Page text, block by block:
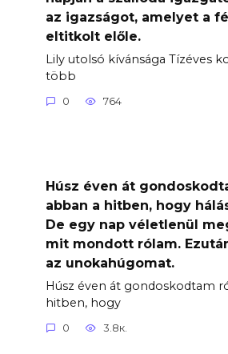
az igazságot, amelyet a
eltitkolt előle.
Lily utolsó kívánsága Tízéves
több
0 764
Húsz éven át
abban a hitben, hogy
De egy nap véletlenül
mit mondott rólam.
az unokahúgomat.
Húsz éven át gondoskodtam
hitben, hogy
0 3.8к.